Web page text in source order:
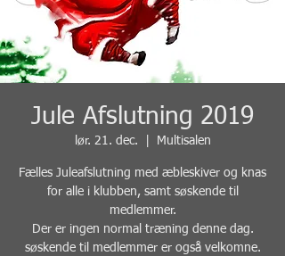
Jule Afslutning 2019
lør. 21. dec. Multisalen
Fælles Juleafslutning med æbleskiver og knas
for alle i klubben, samt søskende til
medlemmer.
Der er ingen normal træning denne dag.
søskende til medlemmer er også velkomne.